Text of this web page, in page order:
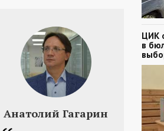
Анатолий Гагарин
ЦИК
в